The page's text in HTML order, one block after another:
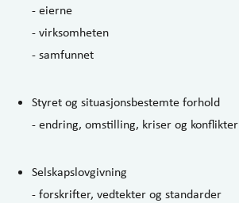
- eierne
- virksomheten
- samfunnet
Styret og situasjonsbestemte forhold
- endring, omstilling, kriser og konflikter
Selskapslovgivning
- forskrifter, vedtekter og standarder